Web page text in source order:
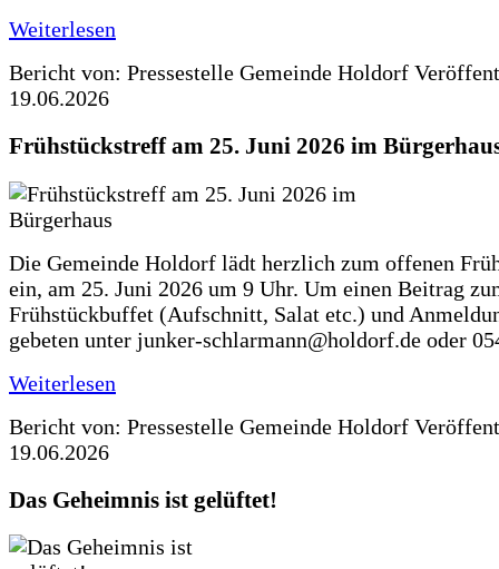
Weiterlesen
Bericht von: Pressestelle Gemeinde Holdorf
19.06.2026
Frühstückstreff am 25. Juni 2026 im
Die Gemeinde Holdorf lädt herzlich zum offenen
ein, am 25. Juni 2026 um 9 Uhr. Um einen Beitrag
Frühstückbuffet (Aufschnitt, Salat etc.) und
gebeten unter junker-schlarmann@holdorf.de oder
Weiterlesen
Bericht von: Pressestelle Gemeinde Holdorf
19.06.2026
Das Geheimnis ist gelüftet!